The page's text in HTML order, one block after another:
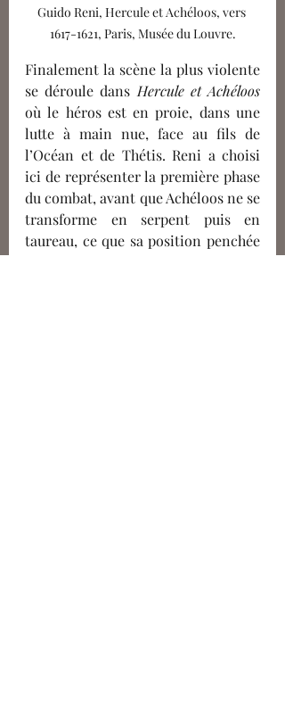
Guido Reni, Hercule et Achéloos, vers
1617-1621, Paris, Musée du Louvre.
Finalement la scène la plus violente
se déroule dans
où le héros est en proie, dans une
lutte à main nue, face au fils de
l’Océan et de Thétis. Reni a choisi
ici de représenter la première phase
du combat, avant que Achéloos ne se
transforme en serpent puis en
taureau, ce que sa position penchée